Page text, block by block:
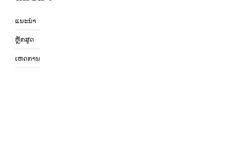
ແນະນຳ
ຫຼັກສູດ
ເຫດການ